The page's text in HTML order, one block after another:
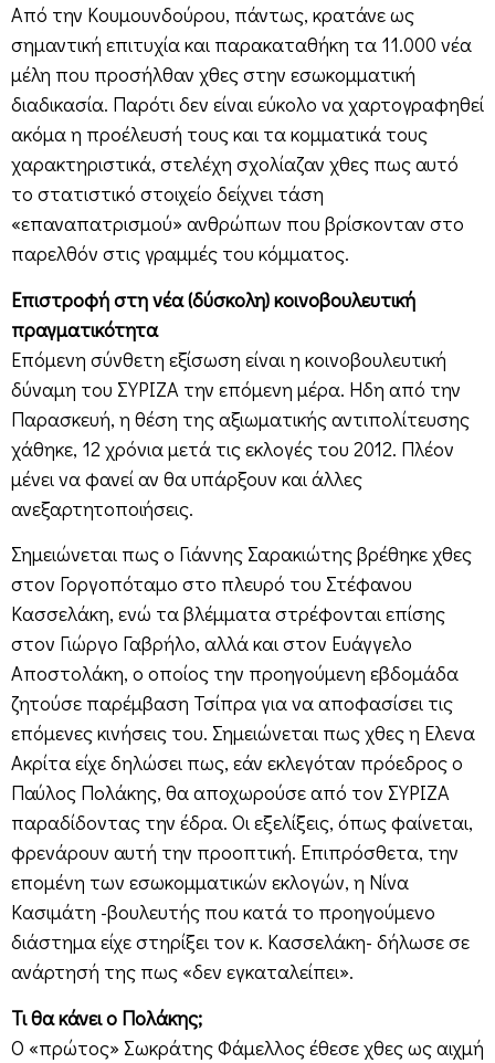
Από την Κουμουνδούρου, πάντως, κρατάνε ως
σημαντική επιτυχία και παρακαταθήκη τα 11.000 νέα
μέλη που προσήλθαν χθες στην εσωκομματική
διαδικασία. Παρότι δεν είναι εύκολο να χαρτογραφηθεί
ακόμα η προέλευσή τους και τα κομματικά τους
χαρακτηριστικά, στελέχη σχολίαζαν χθες πως αυτό
το στατιστικό στοιχείο δείχνει τάση
«επαναπατρισμού» ανθρώπων που βρίσκονταν στο
παρελθόν στις γραμμές του κόμματος.
Επιστροφή στη νέα (δύσκολη) κοινοβουλευτική
πραγματικότητα
Επόμενη σύνθετη εξίσωση είναι η κοινοβουλευτική
δύναμη του ΣΥΡΙΖΑ την επόμενη μέρα. Ηδη από την
Παρασκευή, η θέση της αξιωματικής αντιπολίτευσης
χάθηκε, 12 χρόνια μετά τις εκλογές του 2012. Πλέον
μένει να φανεί αν θα υπάρξουν και άλλες
ανεξαρτητοποιήσεις.
Σημειώνεται πως ο Γιάννης Σαρακιώτης βρέθηκε χθες
στον Γοργοπόταμο στο πλευρό του Στέφανου
Κασσελάκη, ενώ τα βλέμματα στρέφονται επίσης
στον Γιώργο Γαβρήλο, αλλά και στον Ευάγγελο
Αποστολάκη, ο οποίος την προηγούμενη εβδομάδα
ζητούσε παρέμβαση Τσίπρα για να αποφασίσει τις
επόμενες κινήσεις του. Σημειώνεται πως χθες η Ελενα
Ακρίτα είχε δηλώσει πως, εάν εκλεγόταν πρόεδρος ο
Παύλος Πολάκης, θα αποχωρούσε από τον ΣΥΡΙΖΑ
παραδίδοντας την έδρα. Οι εξελίξεις, όπως φαίνεται,
φρενάρουν αυτή την προοπτική. Επιπρόσθετα, την
επομένη των εσωκομματικών εκλογών, η Νίνα
Κασιμάτη -βουλευτής που κατά το προηγούμενο
διάστημα είχε στηρίξει τον κ. Κασσελάκη- δήλωσε σε
ανάρτησή της πως «δεν εγκαταλείπει».
Τι θα κάνει ο Πολάκης;
Ο «πρώτος» Σωκράτης Φάμελλος έθεσε χθες ως αιχμή